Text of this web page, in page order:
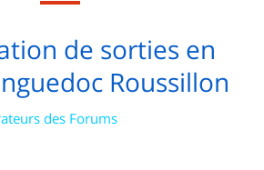
de sorties en
Roussillon
des Forums